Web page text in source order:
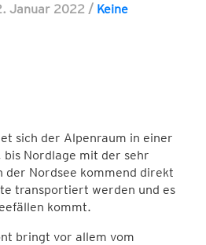
Januar 2022 / Keine
sich der Alpenraum in einer
Nordlage mit der sehr
der Nordsee kommend direkt
transportiert werden und es
kommt.
bringt vor allem vom